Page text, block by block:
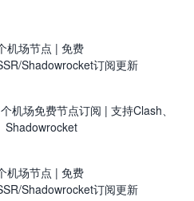
机场节点 | 免费
Shadowrocket订阅更新
机场免费节点订阅 | 支持Clash、
Shadowrocket
机场节点 | 免费
Shadowrocket订阅更新